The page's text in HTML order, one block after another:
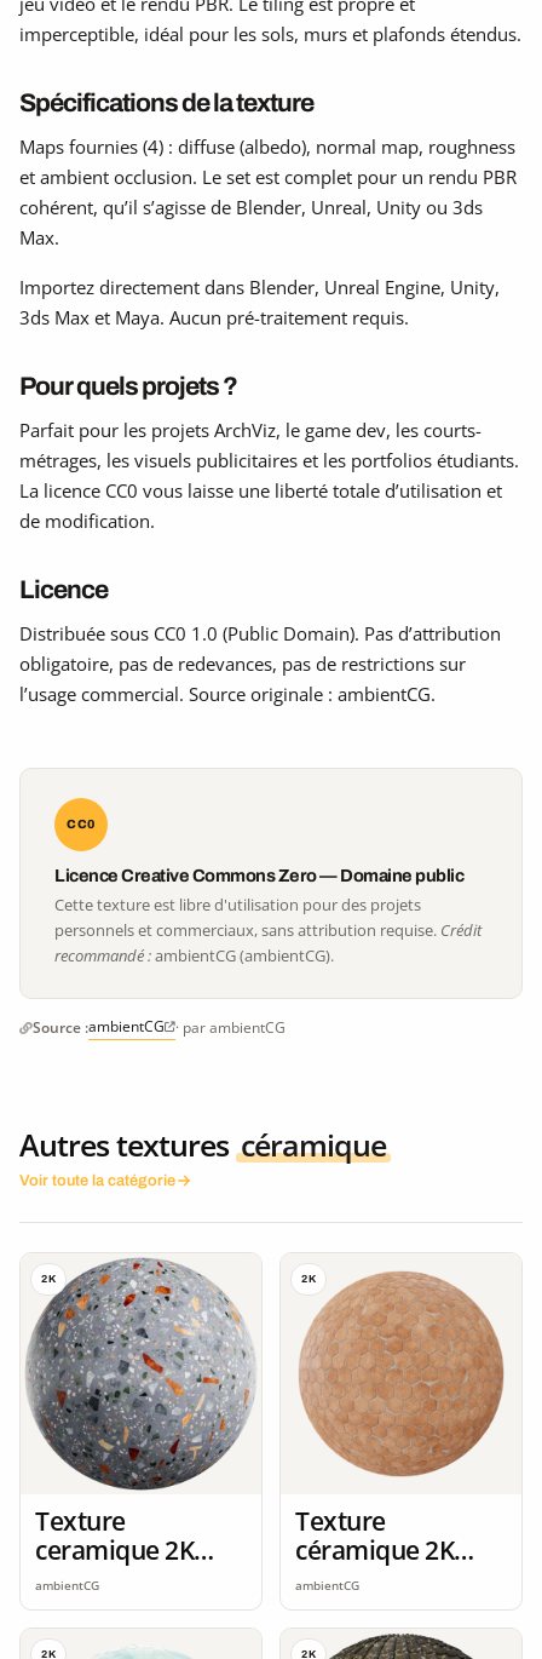
imperceptible, idéal pour les sols, murs et plafonds étendus.
Spécifications de la texture
Maps fournies (4) : diffuse (albedo), normal map, roughness
et ambient occlusion. Le set est complet pour un rendu PBR
cohérent, qu’il s’agisse de Blender, Unreal, Unity ou 3ds
Max.
Importez directement dans Blender, Unreal Engine, Unity,
3ds Max et Maya. Aucun pré-traitement requis.
Pour quels projets ?
Parfait pour les projets ArchViz, le game dev, les courts-
métrages, les visuels publicitaires et les portfolios étudiants.
La licence CC0 vous laisse une liberté totale d’utilisation et
de modification.
Licence
Distribuée sous CC0 1.0 (Public Domain). Pas d’attribution
obligatoire, pas de redevances, pas de restrictions sur
l’usage commercial. Source originale : ambientCG.
CC0
Licence Creative Commons Zero — Domaine public
Cette texture est libre d'utilisation pour des projets
personnels et commerciaux, sans attribution requise. Crédit
recommandé :ambientCG (ambientCG).
Source :ambientCG · par ambientCG
Autres textures céramique
Voir toute la catégorie
2K
Texture
ceramique 2K
seamless
ambientCG
2K
Texture
céramique 2K
seamless
ambientCG
2K 2K